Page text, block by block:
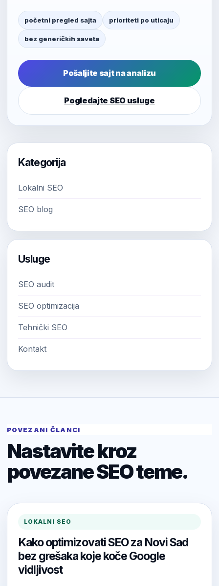
početni pregled sajta prioriteti po uticaju
bez generičkih saveta
Pošaljite sajt na analizu
Pogledajte SEO usluge
Kategorija
Lokalni SEO
SEO blog
Usluge
SEO audit
SEO optimizacija
Tehnički SEO
Kontakt
POVEZANI ČLANCI
Nastavite kroz
povezane SEO teme.
LOKALNI SEO
Kako optimizovati SEO za Novi Sad
bez grešaka koje koče Google
vidljivost